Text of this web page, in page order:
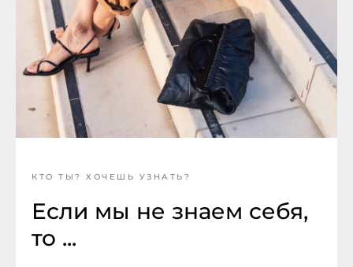
КТО ТЫ? ХОЧЕШЬ УЗНАТЬ?
Если мы не знаем себя,
то ...